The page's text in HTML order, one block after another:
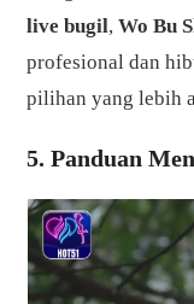
live bugil,Wo Bu
profesional dan
pilihan yang lebih
5. Panduan